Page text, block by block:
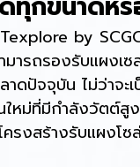
by
ารถรองรับแผงเ
ดปัจจุบัน ไม่ว่าจะ
ใหม่ที่มีกำลังวัตต์สู
รงสร้างรับแผงโซ